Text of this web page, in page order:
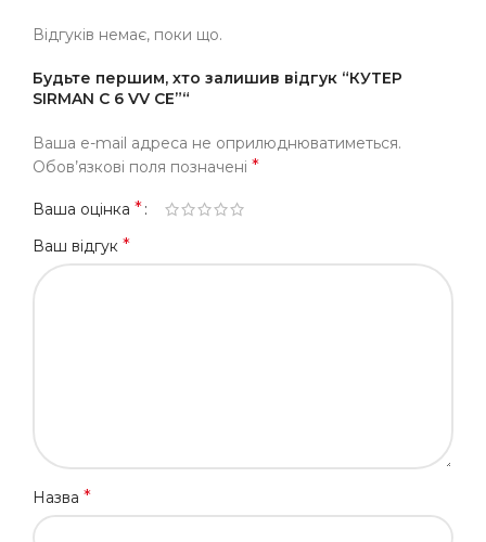
Відгуків немає, поки що.
Будьте першим, хто залишив відгук “КУТЕР
SIRMAN C 6 VV CE”“
Ваша e-mail адреса не оприлюднюватиметься.
Обов’язкові поля позначені *
Ваша оцінка *
Ваш відгук *
Назва *